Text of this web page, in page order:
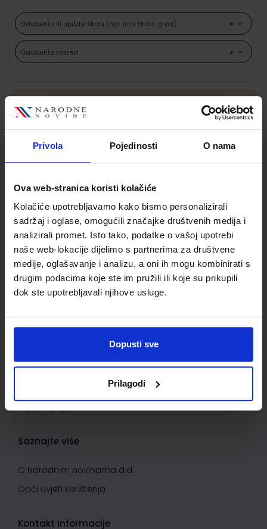
Privola Pojedinosti O nama
Ova web-stranica koristi kolačiće
Kolačiće upotrebljavamo kako bismo personalizirali
sadržaj i oglase, omogućili značajke društvenih medija i
analizirali promet. Isto tako, podatke o vašoj upotrebi
naše web-lokacije dijelimo s partnerima za društvene
medije, oglašavanje i analizu, a oni ih mogu kombinirati s
drugim podacima koje ste im pružili ili koje su prikupili
dok ste upotrebljavali njihove usluge.
Dopusti sve
Prilagodi
×
Odaberite ili upišite školu (npr. ime škole, grad) ...
×
Odaberite razred ...
odgovaraju Vašem odabiru.
Služba za korisnike
Korisnički račun
Status/Povijest narudžbi
Informacije o dostavi
Povrat proizvoda i reklamacije
Kontaktirajte nas
Kako kupovati
Privatnost i sigurnost podataka
Uvjeti kupnje
Saznajte više
O Narodnim novinama d.d.
Opći uvjeti korištenja
Kontakt informacije